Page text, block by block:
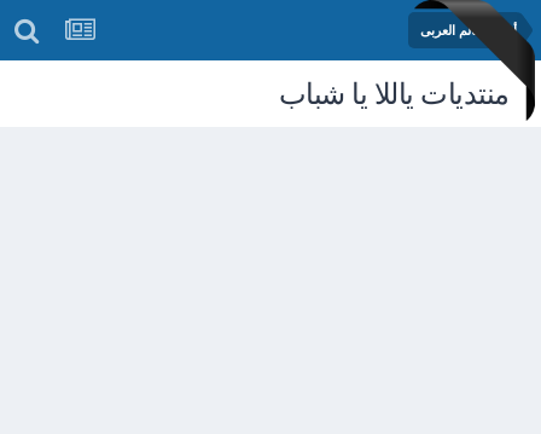
أخبار العالم العربى
منتديات ياللا يا شباب